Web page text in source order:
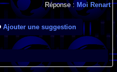
Réponse : Moi Renart
Ajouter une suggestion